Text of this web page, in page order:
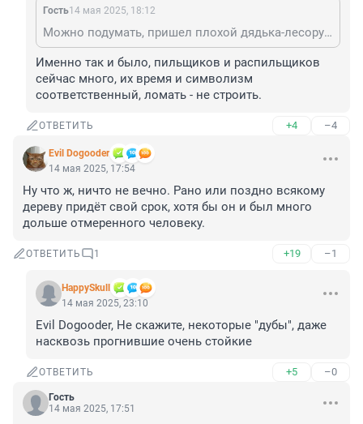
Гость14 мая 2025, 18:12
Можно подумать, пришел плохой дядька-лесоруб и спилил назло всем, а особенно всепропальщикам
Именно так и было, пильщиков и распильщиков
сейчас много, их время и символизм
соответственный, ломать - не строить.
ОТВЕТИТЬ +4 –4
Evil Dogooder
14 мая 2025, 17:54
Ну что ж, ничто не вечно. Рано или поздно всякому
дереву придёт свой срок, хотя бы он и был много
дольше отмеренного человеку.
ОТВЕТИТЬ 1 +19 –1
HappySkull
14 мая 2025, 23:10
Evil Dogooder, Не скажите, некоторые "дубы", даже
насквозь прогнившие очень стойкие
ОТВЕТИТЬ +5 –0
Гость
14 мая 2025, 17:51